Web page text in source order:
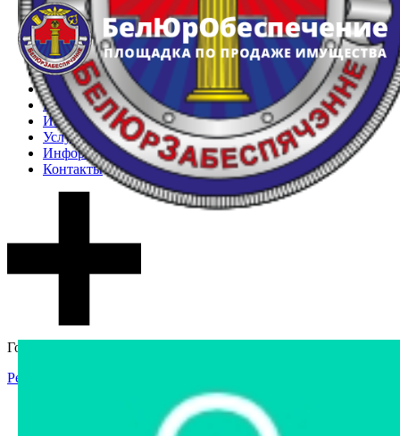
Главная
Арестованное имущество
Реестр несостоявшихся торгов
Реестр переоценок
Частное имущество
Государственное имущество
Интернет-магазин
Интернет-витрина
Услуги
Информация
Контакты
Гостевой доступ
Регистрация